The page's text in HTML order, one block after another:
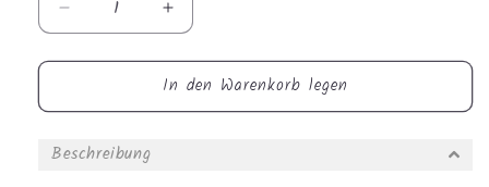
Verringere
die
Menge
Sommersweat
Süßer
Erhöhe
die
Menge
für
Sommersweat
In den Warenkorb legen
Beschreibung